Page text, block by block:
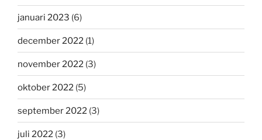
januari 2023 (6)
december 2022 (1)
november 2022 (3)
oktober 2022 (5)
september 2022 (3)
juli 2022 (3)